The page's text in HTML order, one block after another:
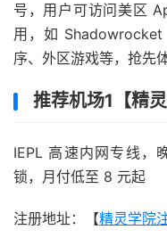
号，用户可访问美区
用，如
序、外区游戏等，抢先
推荐机场1【精灵
IEPL 高速内网专线，
锁，月付低至 8 元起
注册地址：【精灵学院